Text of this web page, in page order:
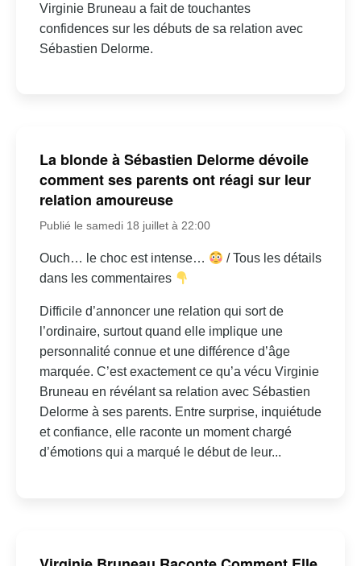
Virginie Bruneau a fait de touchantes
confidences sur les débuts de sa relation avec
Sébastien Delorme.
La blonde à Sébastien Delorme dévoile
comment ses parents ont réagi sur leur
relation amoureuse
Publié le samedi 18 juillet à 22:00
Ouch… le choc est intense…
/ Tous les détails
dans les commentaires
Difficile d’annoncer une relation qui sort de
l’ordinaire, surtout quand elle implique une
personnalité connue et une différence d’âge
marquée. C’est exactement ce qu’a vécu Virginie
Bruneau en révélant sa relation avec Sébastien
Delorme à ses parents. Entre surprise, inquiétude
et confiance, elle raconte un moment chargé
d’émotions qui a marqué le début de leur...